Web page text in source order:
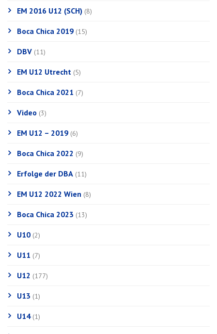
EM 2016 U12 (SCH) (8)
Boca Chica 2019 (15)
DBV (11)
EM U12 Utrecht (5)
Boca Chica 2021 (7)
Video (3)
EM U12 – 2019 (6)
Boca Chica 2022 (9)
Erfolge der DBA (11)
EM U12 2022 Wien (8)
Boca Chica 2023 (13)
U10 (2)
U11 (7)
U12 (177)
U13 (1)
U14(1)